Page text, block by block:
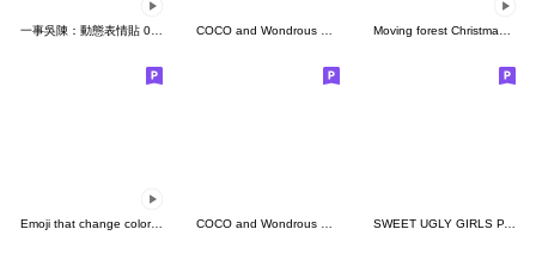
一事吳陳：動態表情貼 06 - 運動應援團 COCO and Wondrous Emoji 8 Moving forest Christmas New Year
Emoji that change color! ? Witch hood SWEET UGLY GIRLS PART3